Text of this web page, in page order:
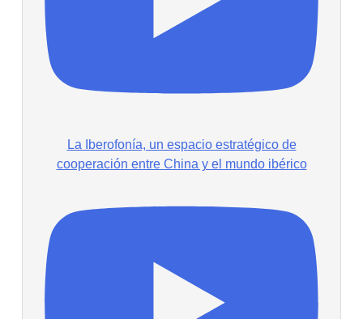
La Iberofonía, un espacio estratégico de
cooperación entre China y el mundo ibérico